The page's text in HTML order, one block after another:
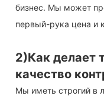
бизнес. Мы может
первый-рука цена и
2)Как делает
качество
Мы иметь строгий в